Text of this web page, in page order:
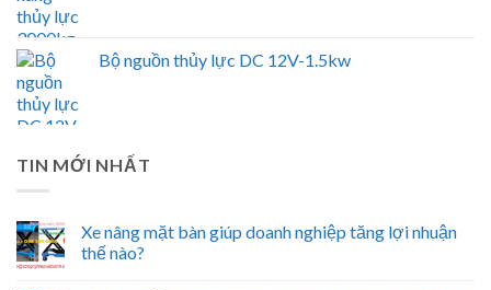
Bộ nguồn thủy lực DC 12V-1.5kw
TIN MỚI NHẤT
Xe nâng mặt bàn giúp doanh nghiệp tăng lợi nhuận
thế nào?